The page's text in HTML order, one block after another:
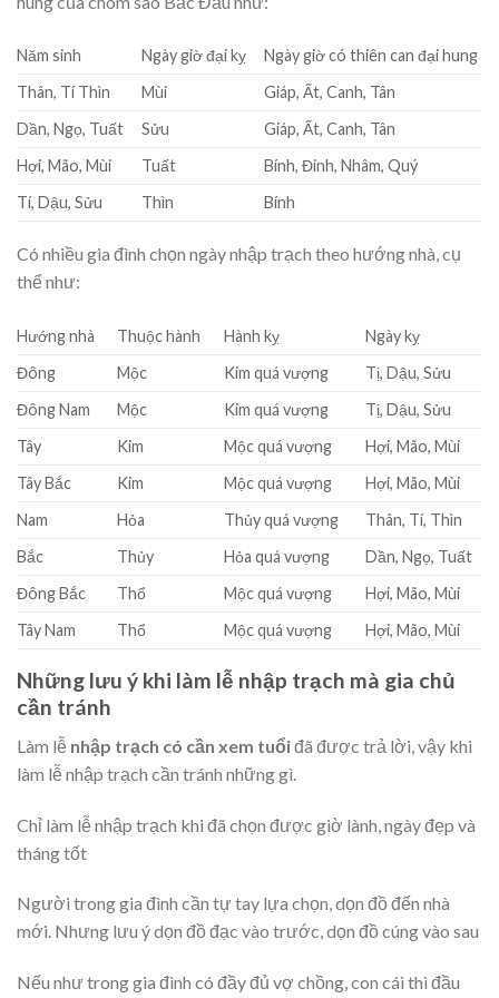
Năm sinh Ngày giờ đại kỵ
Ngày giờ có thiên can đại hung
Thân, Tí Thìn
Mùi
Giáp, Ất, Canh, Tân
Dần, Ngọ, Tuất
Sửu
Giáp, Ất, Canh, Tân
Hợi, Mão, Mùi
Tuất
Bính, Đinh, Nhâm, Quý
Tí, Dậu, Sửu
Thìn Bính
Có nhiều gia đình chọn ngày nhập trạch theo hướng nhà, cụ
thể như:
Hướng nhà Thuộc hành Hành kỵ
Ngày kỵ
Đông
Mộc Kim quá vượng
Tị, Dậu, Sửu
Đông Nam
Mộc Kim quá vượng
Tị, Dậu, Sửu
Tây
Kim Mộc quá vượng
Hợi, Mão, Mùi
Tây Bắc
Kim Mộc quá vượng
Hợi, Mão, Mùi
Nam
Hỏa Thủy quá vượng
Thân, Tí, Thìn
Bắc
Thủy Hỏa quá vượng
Dần, Ngọ, Tuất
Đông Bắc
Thổ Mộc quá vượng
Hợi, Mão, Mùi
Tây Nam
Thổ Mộc quá vượng Hợi, Mão, Mùi
Những lưu ý khi làm lễ nhập trạch mà gia chủ
cần tránh
Làm lễ nhập trạch có cần xem tuổiđã được trả lời, vậy khi
làm lễ nhập trạch cần tránh những gì.
Chỉ làm lễ nhập trạch khi đã chọn được giờ lành, ngày đẹp và
tháng tốt
Người trong gia đình cần tự tay lựa chọn, dọn đồ đến nhà
mới. Nhưng lưu ý dọn đồ đạc vào trước, dọn đồ cúng vào sau
Nếu như trong gia đình có đầy đủ vợ chồng, con cái thì đầu